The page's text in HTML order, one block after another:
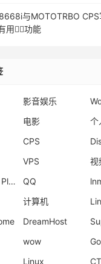
与MOTOTRBO
用功能
影音娱乐
电影
个
CPS
VPS
视
WordPress Plugins
QQ
计算机
DreamHost
wow
Linux